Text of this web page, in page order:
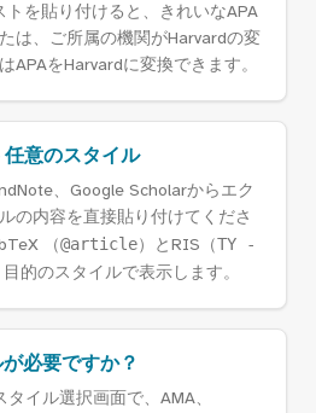
を貼り付けると、きれいなAPA
は、ご所属の機関がHarvardの変
APAをHarvardに変換できます。
意のスタイル
、Google Scholarからエク
の内容を直接貼り付けてくださ
（@article）とRIS（TY -
的のスタイルで表示します。
必要ですか？
タイル選択画面で、AMA、